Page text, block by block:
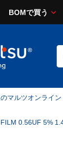
BOMで買う
マルツオンライン